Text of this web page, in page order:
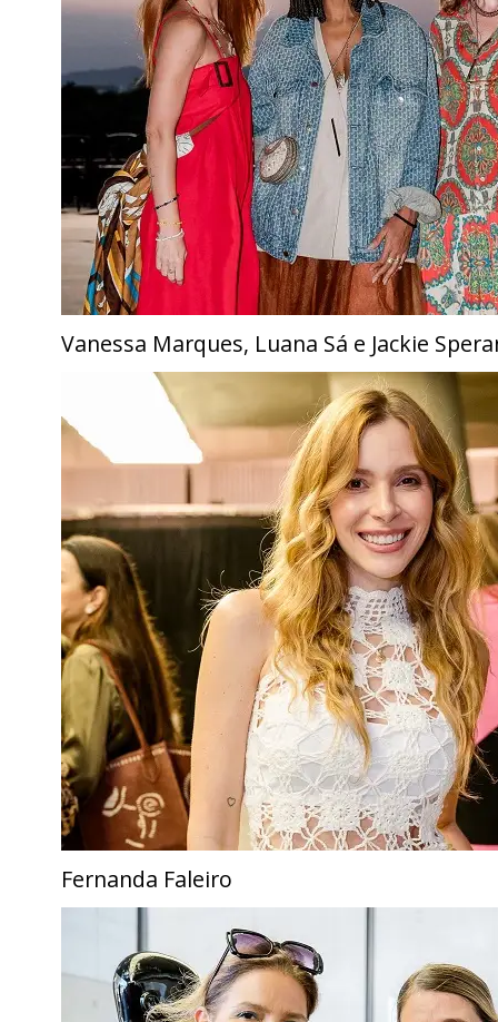
Vanessa Marques, Luana Sá e Jackie
Fernanda Faleiro